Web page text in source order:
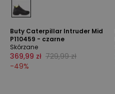
Buty Caterpillar Intruder Mid
P110459 - czarne
Skórzane
369,99 zł 729,99 zł
-49%